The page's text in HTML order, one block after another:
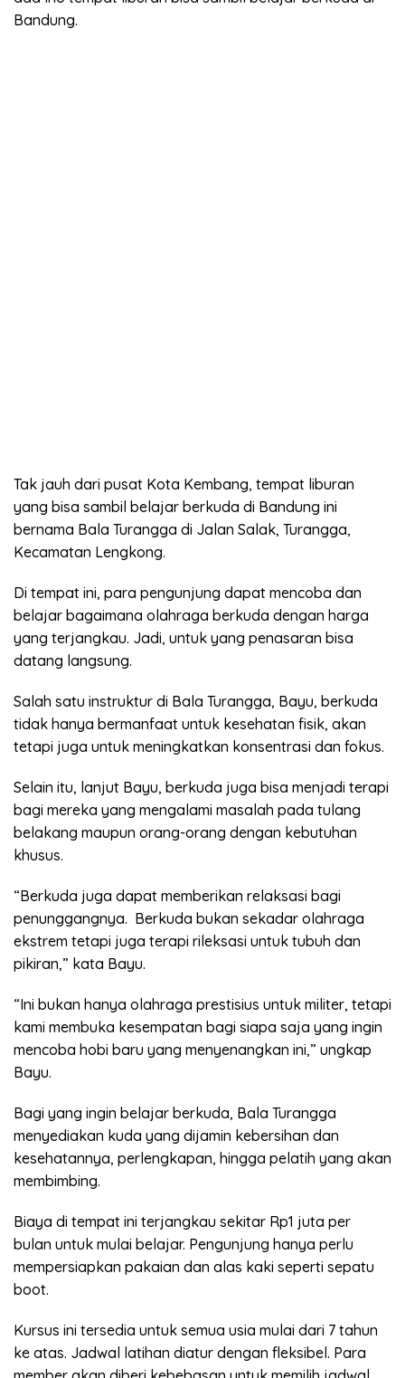
Bandung.
Tak jauh dari pusat Kota Kembang, tempat liburan
yang bisa sambil belajar berkuda di Bandung ini
bernama Bala Turangga di Jalan Salak, Turangga,
Kecamatan Lengkong.
Di tempat ini, para pengunjung dapat mencoba dan
belajar bagaimana olahraga berkuda dengan harga
yang terjangkau. Jadi, untuk yang penasaran bisa
datang langsung.
Salah satu instruktur di Bala Turangga, Bayu, berkuda
tidak hanya bermanfaat untuk kesehatan fisik, akan
tetapi juga untuk meningkatkan konsentrasi dan fokus.
Selain itu, lanjut Bayu, berkuda juga bisa menjadi terapi
bagi mereka yang mengalami masalah pada tulang
belakang maupun orang-orang dengan kebutuhan
khusus.
“Berkuda juga dapat memberikan relaksasi bagi
penunggangnya. Berkuda bukan sekadar olahraga
ekstrem tetapi juga terapi rileksasi untuk tubuh dan
pikiran,” kata Bayu.
“Ini bukan hanya olahraga prestisius untuk militer, tetapi
kami membuka kesempatan bagi siapa saja yang ingin
mencoba hobi baru yang menyenangkan ini,” ungkap
Bayu.
Bagi yang ingin belajar berkuda, Bala Turangga
menyediakan kuda yang dijamin kebersihan dan
kesehatannya, perlengkapan, hingga pelatih yang akan
membimbing.
Biaya di tempat ini terjangkau sekitar Rp1 juta per
bulan untuk mulai belajar. Pengunjung hanya perlu
mempersiapkan pakaian dan alas kaki seperti sepatu
boot.
Kursus ini tersedia untuk semua usia mulai dari 7 tahun
ke atas. Jadwal latihan diatur dengan fleksibel. Para